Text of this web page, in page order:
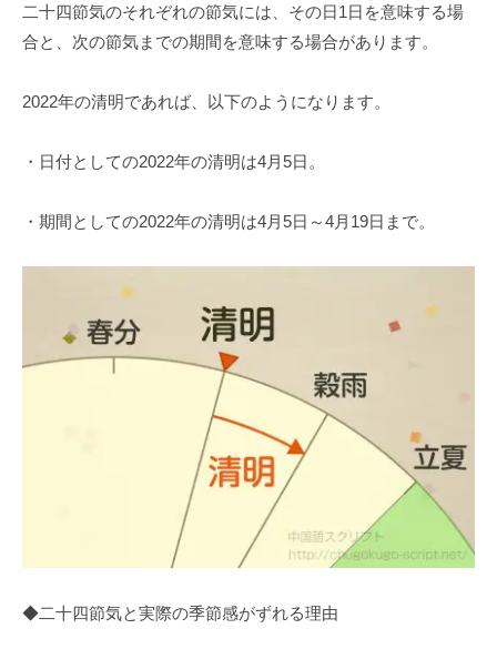
二十四節気のそれぞれの節気には、その日1日を意味する場
合と、次の節気までの期間を意味する場合があります。
2022年の清明であれば、以下のようになります。
・日付としての2022年の清明は4月5日。
・期間としての2022年の清明は4月5日～4月19日まで。
◆二十四節気と実際の季節感がずれる理由